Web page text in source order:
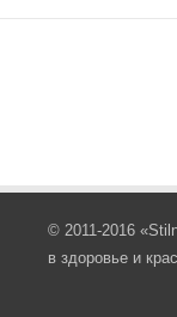
© 2011-2016
в здоровье и